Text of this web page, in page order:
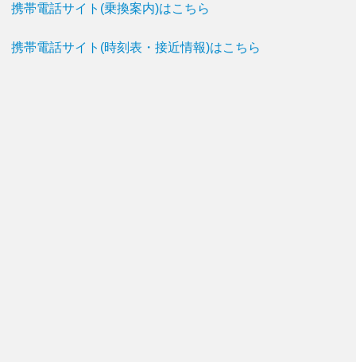
携帯電話サイト(乗換案内)はこちら
携帯電話サイト(時刻表・接近情報)はこちら